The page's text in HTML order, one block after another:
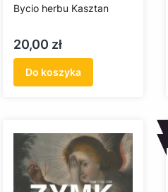
Bycio herbu Kasztan
Cena
20,00 zł
Do koszyka